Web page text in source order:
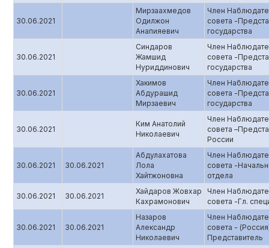
30.06.2021
Мирзаахмедов
Одилжон
Анапияевич
Член
совета -
государства
30.06.2021
Синдаров
Жамшид
Нуриддинович
Член
совета -
государства
30.06.2021
Хакимов
Абдурашид
Мирзаевич
Член
совета -
государства
30.06.2021
Ким Анатолий
Николаевич
Член
совета
России
30.06.2021 30.06.2021
Абдулахатова
Лола
Хайтжоновна
Член
совета -
отдела
30.06.2021 30.06.2021
Хайдаров Жовхар
Кахрамонович
Член
совета -Гл.
30.06.2021 30.06.2021
Назаров
Александр
Николаевич
Член
совета -
Представитель